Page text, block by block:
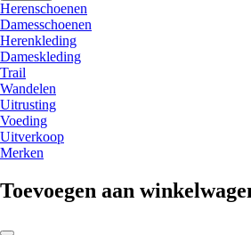
Herenschoenen
Damesschoenen
Herenkleding
Dameskleding
Trail
Wandelen
Uitrusting
Voeding
Uitverkoop
Merken
Toevoegen aan